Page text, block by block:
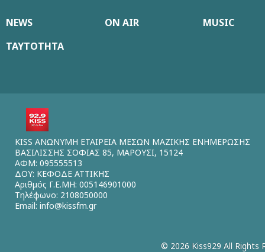
NEWS ON AIR
MUSIC
ΤΑΥΤΟΤΗΤΑ
KISS ΑΝΩΝΥΜΗ ΕΤΑΙΡΕΙΑ ΜΕΣΩΝ ΜΑΖΙΚΗΣ ΕΝΗΜΕΡΩΣΗΣ
ΒΑΣΙΛΙΣΣΗΣ ΣΟΦΙΑΣ 85, ΜΑΡΟΥΣΙ, 15124
ΑΦΜ: 095555513
ΔΟΥ: ΚΕΦΟΔΕ ΑΤΤΙΚΗΣ
Αριθμός Γ.Ε.ΜΗ: 005146901000
Τηλέφωνο: 2108050000
Email: info@kissfm.gr
© 2026 Kiss929 All Rights